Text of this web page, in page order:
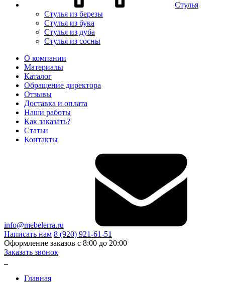
Стулья
Стулья из березы
Стулья из бука
Стулья из дуба
Стулья из сосны
О компании
Материалы
Каталог
Обращение директора
Отзывы
Доставка и оплата
Наши работы
Как заказать?
Статьи
Контакты
info@mebelerra.ru
Написать нам 8 (920) 921-61-51
Оформление заказов с 8:00 до 20:00
Заказать звонок
Главная